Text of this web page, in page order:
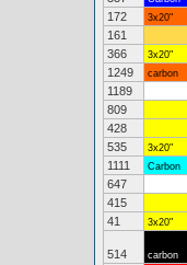
172
3x20"
161
366
3x20"
1249
carbon
1189
809
428
535
3x20"
1111
Carbon
647
415
41
3x20"
514 carbon